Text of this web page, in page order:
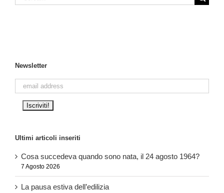
per:
Newsletter
Ultimi articoli inseriti
Cosa succedeva quando sono nata, il 24 agosto 1964?
7 Agosto 2026
La pausa estiva dell’edilizia